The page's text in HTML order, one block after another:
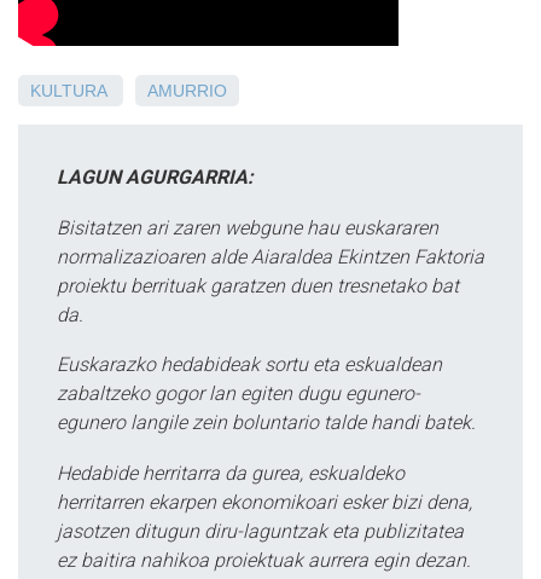
KULTURA AMURRIO
LAGUN AGURGARRIA:
Bisitatzen ari zaren webgune hau euskararen
normalizazioaren alde Aiaraldea Ekintzen Faktoria
proiektu berrituak garatzen duen tresnetako bat
da.
Euskarazko hedabideak sortu eta eskualdean
zabaltzeko gogor lan egiten dugu egunero-
egunero langile zein boluntario talde handi batek.
Hedabide herritarra da gurea, eskualdeko
herritarren ekarpen ekonomikoari esker bizi dena,
jasotzen ditugun diru-laguntzak eta publizitatea
ez baitira nahikoa proiektuak aurrera egin dezan.